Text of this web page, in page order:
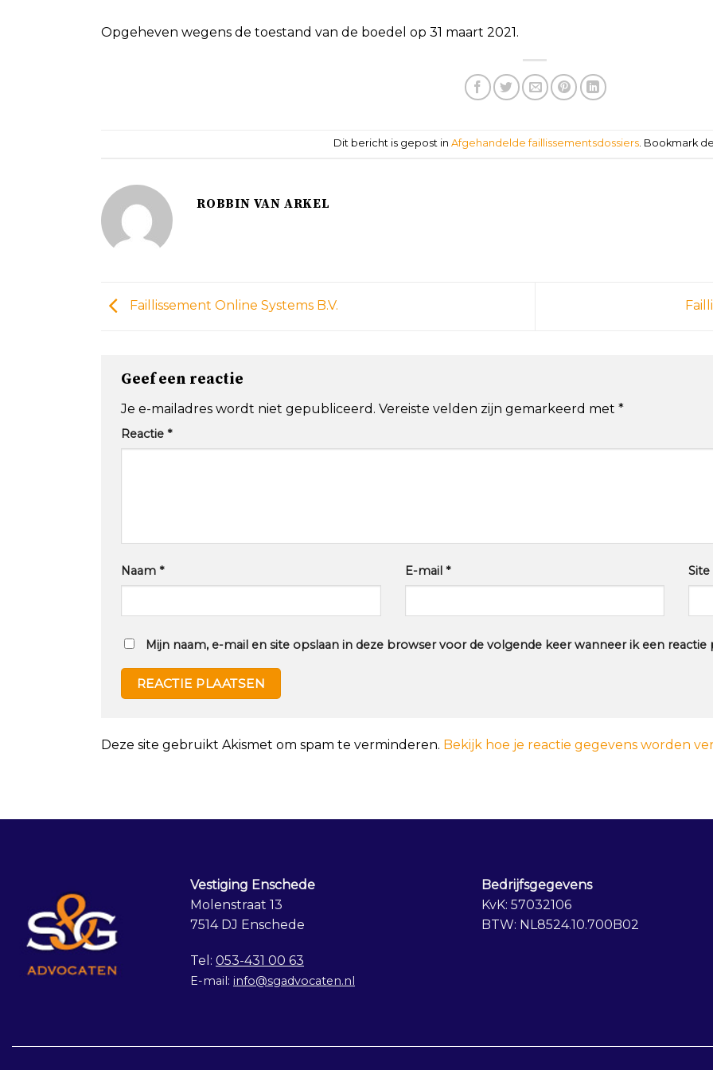
Opgeheven wegens de toestand van de boedel op 31 maart 2021.
Dit bericht is gepost in Afgehandelde faillissementsdossiers. Bookmark de
ROBBIN VAN ARKEL
Faillissement Online Systems B.V.
Geef een reactie
Je e-mailadres wordt niet gepubliceerd. Vereiste velden zijn gemarkeerd met *
Reactie *
Naam * E-mail * Site
Mijn naam, e-mail en site opslaan in deze browser voor de volgende keer wanneer ik een reactie
Deze site gebruikt Akismet om spam te verminderen. Bekijk hoe je reactie gegevens worden
Vestiging Enschede
Molenstraat 13
7514 DJ Enschede
Tel: 053-431 00 63
E-mail: info@sgadvocaten.nl
Bedrijfsgegevens
KvK: 57032106
BTW: NL8524.10.700B02